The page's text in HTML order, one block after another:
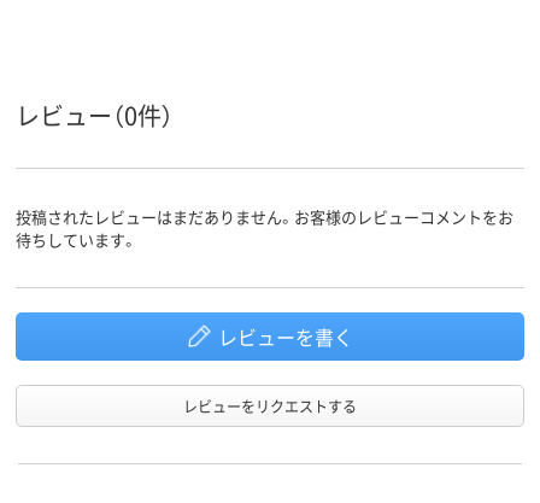
レビュー（0件）
投稿されたレビューはまだありません。お客様のレビューコメントをお
待ちしています。
レビューを書く
レビューをリクエストする